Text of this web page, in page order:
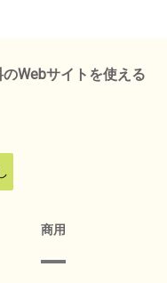
Webサイトを使える
商用